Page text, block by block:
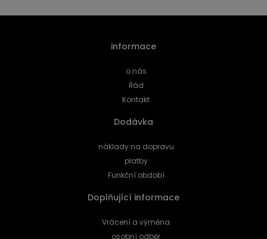
informace
o nás
Řád
Kontakt
Dodávka
náklady na dopravu
platby
Funkční období
Doplňující informace
Vrácení a výměna
osobní odběr